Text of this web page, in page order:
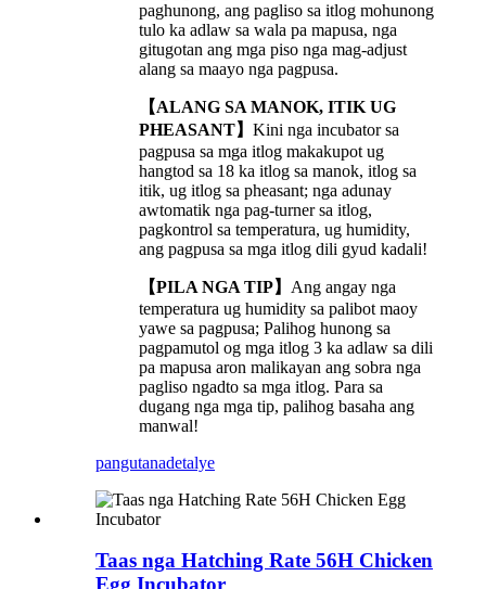
paghunong, ang pagliso sa itlog mohunong
tulo ka adlaw sa wala pa mapusa, nga
gitugotan ang mga piso nga mag-adjust
alang sa maayo nga pagpusa.
【ALANG SA MANOK, ITIK UG
PHEASANT】 Kini nga incubator sa
pagpusa sa mga itlog makakupot ug
hangtod sa 18 ka itlog sa manok, itlog sa
itik, ug itlog sa pheasant; nga adunay
awtomatik nga pag-turner sa itlog,
pagkontrol sa temperatura, ug humidity,
ang pagpusa sa mga itlog dili gyud kadali!
【PILA NGA TIP】 Ang angay nga
temperatura ug humidity sa palibot maoy
yawe sa pagpusa; Palihog hunong sa
pagpamutol og mga itlog 3 ka adlaw sa dili
pa mapusa aron malikayan ang sobra nga
pagliso ngadto sa mga itlog. Para sa
dugang nga mga tip, palihog basaha ang
manwal!
pangutanadetalye
Taas nga Hatching Rate 56H Chicken
Egg Incubator